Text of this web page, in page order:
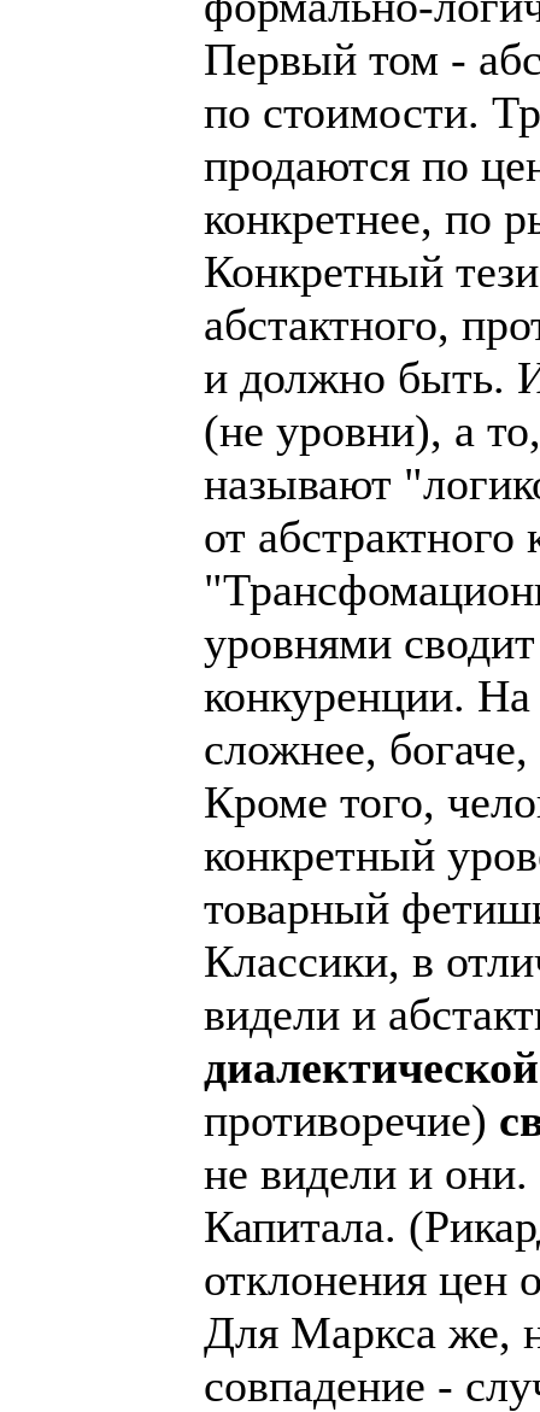
Первый том -
по стоимости.
продаются по
конкретнее, по
Конкретный
абстактного,
и должно быть.
(не уровни), а
называют
от
уровнями
конкуренции.
сложнее,
Кроме того,
конкретный
товарный
Классики, в
видели и
диалектической
противоречие)
не видели и
Капитала.
отклонения цен
Для Маркса же,
совпадение -